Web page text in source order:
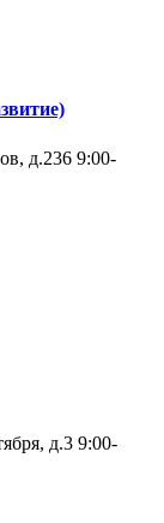
д.236 9:00-
д.3 9:00-